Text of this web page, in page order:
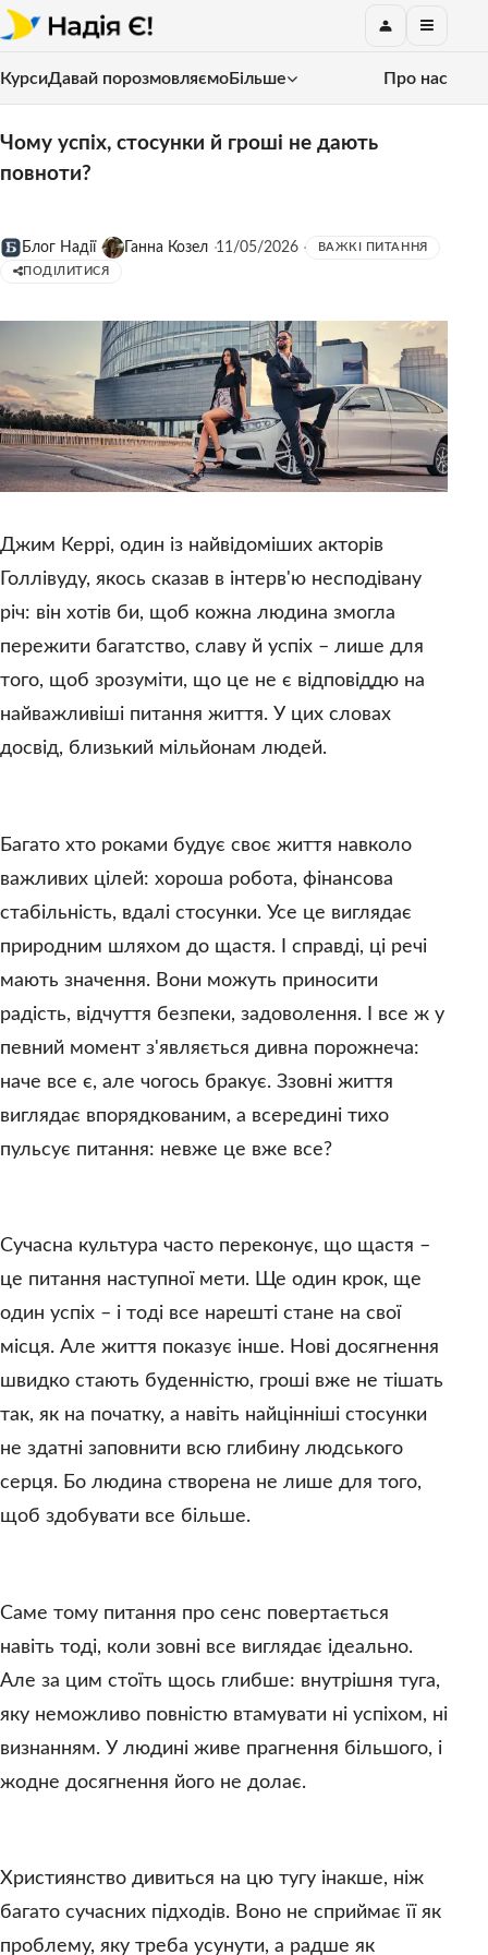
КурсиДавай порозмовляємоБільше Про нас
Чому успіх, стосунки й гроші не дають
повноти?
Блог Надії Ганна Козел 11/05/2026 ВАЖКІ ПИТАННЯ
ПОДІЛИТИСЯ
Джим Керрі, один із найвідоміших акторів
Голлівуду, якось сказав в інтерв'ю несподівану
річ: він хотів би, щоб кожна людина змогла
пережити багатство, славу й успіх – лише для
того, щоб зрозуміти, що це не є відповіддю на
найважливіші питання життя. У цих словах
досвід, близький мільйонам людей.
Багато хто роками будує своє життя навколо
важливих цілей: хороша робота, фінансова
стабільність, вдалі стосунки. Усе це виглядає
природним шляхом до щастя. І справді, ці речі
мають значення. Вони можуть приносити
радість, відчуття безпеки, задоволення. І все ж у
певний момент з'являється дивна порожнеча:
наче все є, але чогось бракує. Ззовні життя
виглядає впорядкованим, а всередині тихо
пульсує питання: невже це вже все?
Сучасна культура часто переконує, що щастя –
це питання наступної мети. Ще один крок, ще
один успіх – і тоді все нарешті стане на свої
місця. Але життя показує інше. Нові досягнення
швидко стають буденністю, гроші вже не тішать
так, як на початку, а навіть найцінніші стосунки
не здатні заповнити всю глибину людського
серця. Бо людина створена не лише для того,
щоб здобувати все більше.
Саме тому питання про сенс повертається
навіть тоді, коли зовні все виглядає ідеально.
Але за цим стоїть щось глибше: внутрішня туга,
яку неможливо повністю втамувати ні успіхом, ні
визнанням. У людині живе прагнення більшого, і
жодне досягнення його не долає.
Християнство дивиться на цю тугу інакше, ніж
багато сучасних підходів. Воно не сприймає її як
проблему, яку треба усунути, а радше як